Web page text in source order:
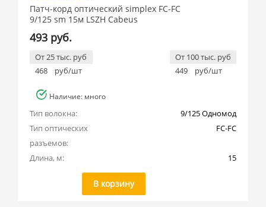
Патч-корд оптический simplex FC-FC
9/125 sm 15м LSZH Cabeus
493 руб.
От 25 тыс. руб
468
руб/шт
От 100 тыс. руб
449
руб/шт
Наличие: много
Тип волокна:
9/125 Одномод
Тип оптических
разъемов:
FC-FC
Длина, м: 15
В корзину